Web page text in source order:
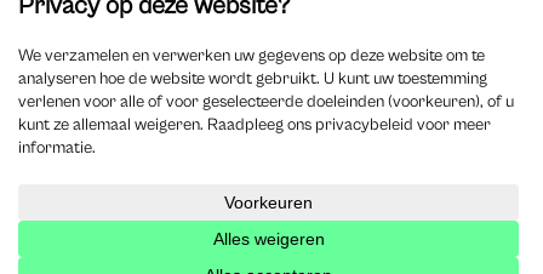
Aperçu des auteurs
Devenir auteur ?
2023 Jubel – Webdesign byWisemen
Clause de non responsabilite–